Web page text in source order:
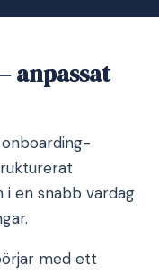
anpassat
i en snabb vardag
med ett